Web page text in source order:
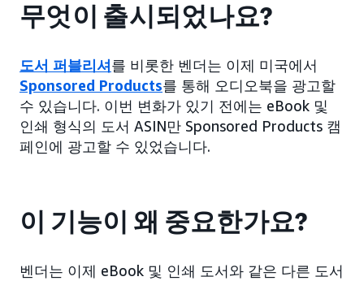
무엇이 출시되었나요?
도서 퍼블리셔를 비롯한 벤더는 이제 미국에서
Sponsored Products를 통해 오디오북을 광고할
수 있습니다. 이번 변화가 있기 전에는 eBook 및
인쇄 형식의 도서 ASIN만 Sponsored Products 캠
페인에 광고할 수 있었습니다.
이 기능이 왜 중요한가요?
벤더는 이제 eBook 및 인쇄 도서와 같은 다른 도서